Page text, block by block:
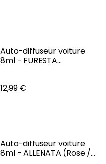
Auto-diffuseur voiture
8ml - FURESTA
12,99 €
Auto-diffuseur voiture
8ml - ALLENATA (Rose /